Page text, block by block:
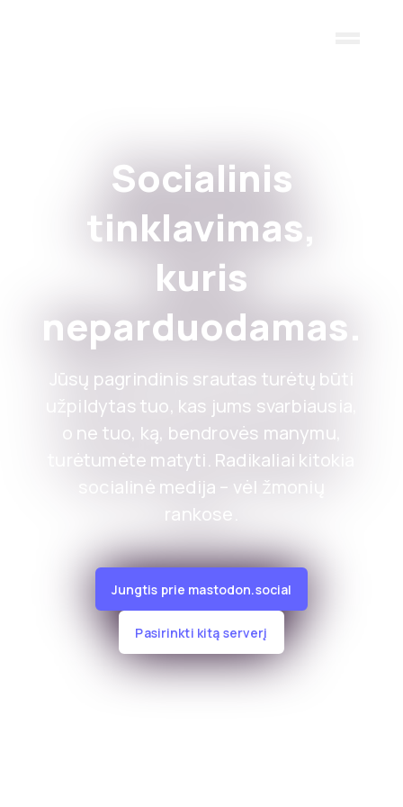
Socialinis
tinklavimas,
kuris
neparduodamas.
Jūsų pagrindinis srautas turėtų būti
užpildytas tuo, kas jums svarbiausia,
o ne tuo, ką, bendrovės manymu,
turėtumėte matyti. Radikaliai kitokia
socialinė medija – vėl žmonių
rankose.
Jungtis prie mastodon.social
Pasirinkti kitą serverį